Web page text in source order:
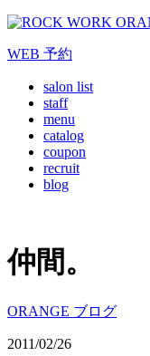
WEB 予約
salon list
staff
menu
catalog
coupon
recruit
blog
仲間。
ORANGE ブログ
2011/02/26